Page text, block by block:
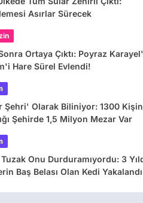
Asırlar Sürecek
Ortaya Çıktı: Poyraz
Hare Sürel Evlendi!
Şehri' Olarak Biliniyor: 1300
Şehirde 1,5 Milyon Mezar Var
Onu Durduramıyordu: 3
Baş Belası Olan Kedi Yakalandı